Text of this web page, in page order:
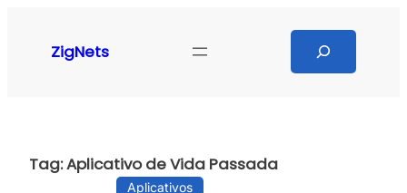
ZigNets
Tag:Aplicativo de Vida Passada
Aplicativos